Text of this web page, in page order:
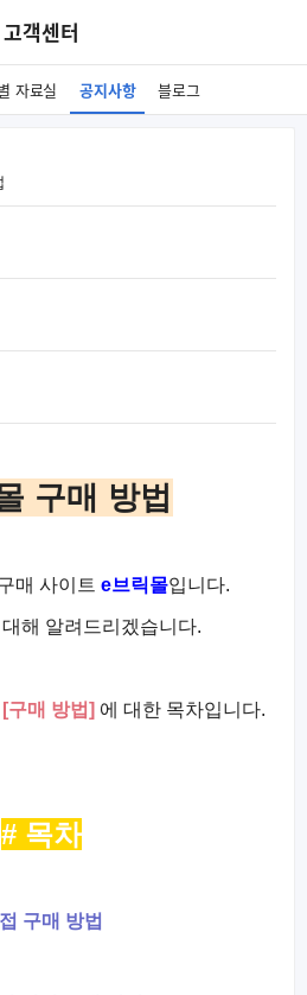
고객센터
자료실 공지사항 블로그
구매 방법
매 사이트 e브릭몰입니다.
대해 알려드리겠습니다.
[구매 방법] 에 대한 목차입니다.
# 목차
구매 방법